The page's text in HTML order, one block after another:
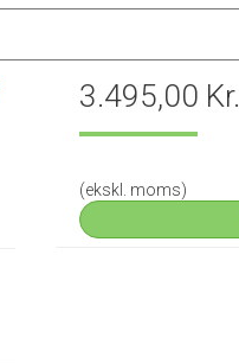
3.495,00 Kr.
(ekskl. moms)